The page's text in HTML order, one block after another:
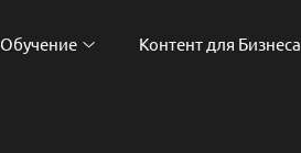
Обучение Контент для Бизнеса